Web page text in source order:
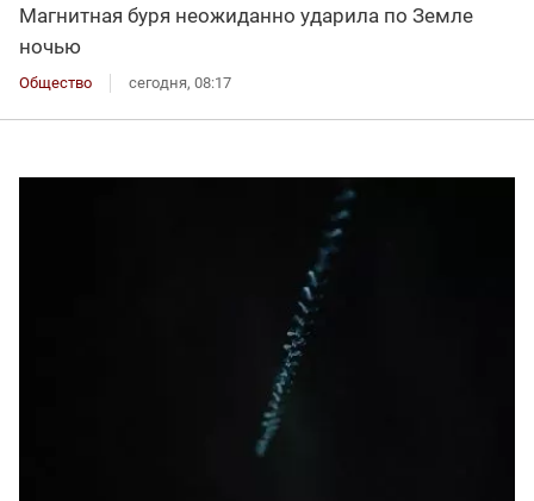
Магнитная буря неожиданно ударила по Земле
ночью
Общество сегодня, 08:17